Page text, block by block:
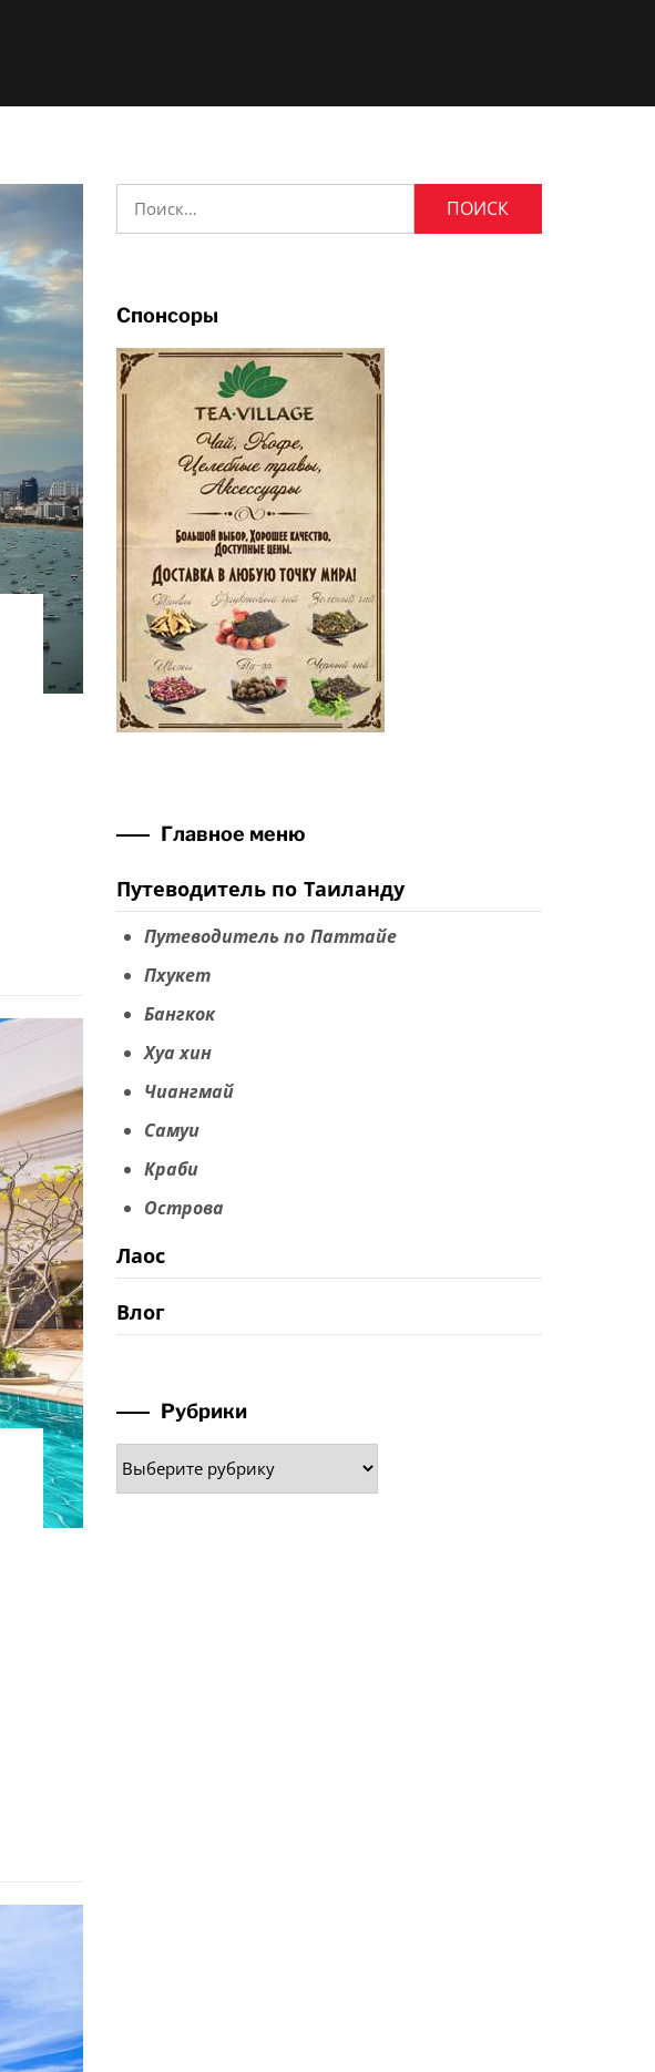
Найти:
Спонсоры
Главное меню
Путеводитель по Таиланду
Путеводитель по Паттайе
Пхукет
Бангкок
Хуа хин
Чиангмай
Самуи
Краби
Острова
Лаос
Влог
Рубрики
Рубрики